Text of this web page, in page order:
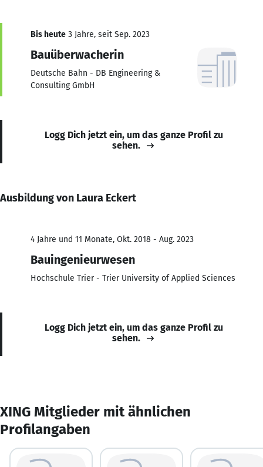
Bis heute 3 Jahre, seit Sep. 2023
Bauüberwacherin
Deutsche Bahn - DB Engineering &
Consulting GmbH
Logg Dich jetzt ein, um das ganze Profil zu
sehen.
Ausbildung von Laura Eckert
4 Jahre und 11 Monate, Okt. 2018 - Aug. 2023
Bauingenieurwesen
Hochschule Trier - Trier University of Applied Sciences
Logg Dich jetzt ein, um das ganze Profil zu
sehen.
XING Mitglieder mit ähnlichen
Profilangaben